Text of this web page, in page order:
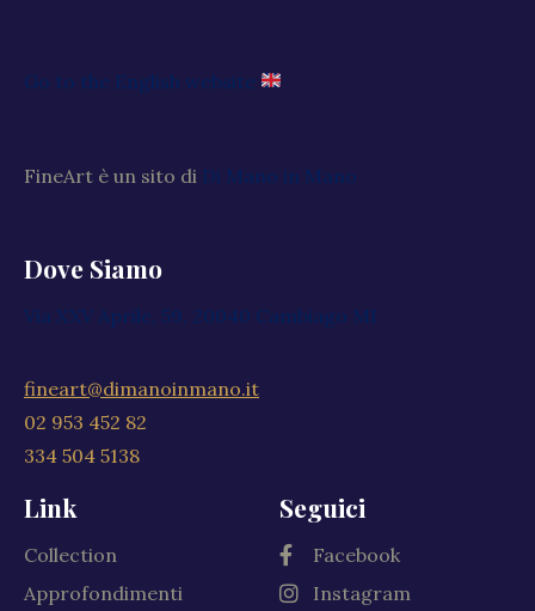
Go to the English website
FineArt è un sito di Di Mano in Mano
Dove Siamo
Via XXV Aprile, 59, 20040 Cambiago MI
fineart@dimanoinmano.it
02 953 452 82
334 504 5138
Link
Collection
Approfondimenti
Seguici
Facebook
Instagram